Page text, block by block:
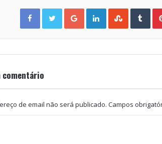
Facebook Twitter Google+ LinkedIn StumbleUpon Tumblr
comentário
de email não será publicado. Campos